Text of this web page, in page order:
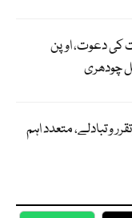
کی دعوت، اوپن
چودھری
و تبادلے، متعدد اہم